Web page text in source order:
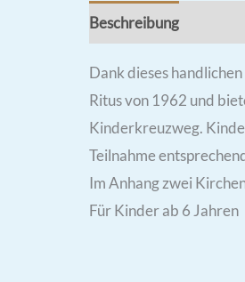
Beschreibung
Dank dieses
Ritus von 1962 und
Kinderkreuzweg.
Teilnahme
Im Anhang zwei
Für Kinder ab 6 Jahren